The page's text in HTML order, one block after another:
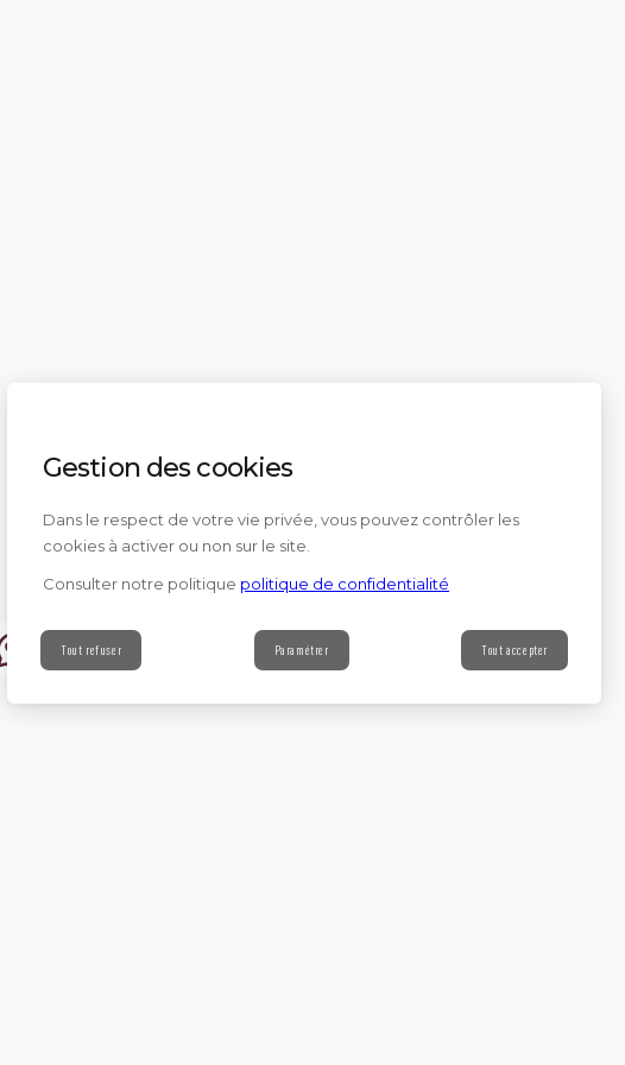
Contact
Gestion des cookies
Dans le respect de votre vie privée, vous pouvez contrôler les
cookies à activer ou non sur le site.
Consulter notre politique politique de confidentialité
Tout refuser Paramétrer Tout accepter